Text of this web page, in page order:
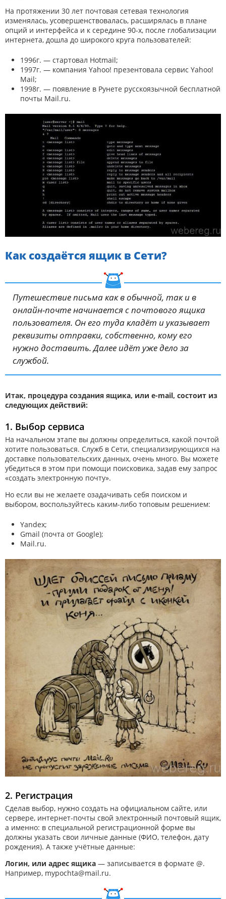
На протяжении 30 лет почтовая сетевая технология
изменялась, усовершенствовалась, расширялась в плане
опций и интерфейса и к середине 90-х, после глобализации
интернета, дошла до широкого круга пользователей:
1996г. — стартовал Hotmail;
1997г. — компания Yahoo! презентовала сервис Yahoo!
Mail;
1998г. — появление в Рунете русскоязычной бесплатной
почты Mail.ru.
Как создаётся ящик в Сети?
Путешествие письма как в обычной, так и в
онлайн-почте начинается с почтового ящика
пользователя. Он его туда кладёт и указывает
реквизиты отправки, собственно, кому его
нужно доставить. Далее идёт уже дело за
службой.
Итак, процедура создания ящика, или e-mail, состоит из
следующих действий:
1. Выбор сервиса
На начальном этапе вы должны определиться, какой почтой
хотите пользоваться. Служб в Сети, специализирующихся на
доставке пользовательских данных, очень много. Вы можете
убедиться в этом при помощи поисковика, задав ему запрос
«создать электронную почту».
Но если вы не желаете озадачивать себя поиском и
выбором, воспользуйтесь каким-либо топовым решением:
Yandex;
Gmail (почта от Google);
Mail.ru.
2. Регистрация
Сделав выбор, нужно создать на официальном сайте, или
сервере, интернет-почты свой электронный почтовый ящик,
а именно: в специальной регистрационной форме вы
должны указать свои личные данные (ФИО, телефон, дату
рождения). А также учётные данные:
Логин, или адрес ящика — записывается в формате @.
Например, mypochta@mail.ru.